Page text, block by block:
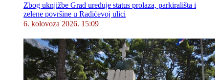
Zbog uknjižbe Grad uređuje status prolaza, parkirališta i
zelene površine u Radićevoj ulici
6. kolovoza 2026. 15:09